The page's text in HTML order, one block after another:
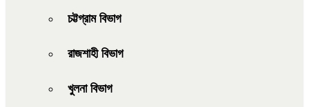
চট্টগ্রাম বিভাগ
রাজশাহী বিভাগ
খুলনা বিভাগ